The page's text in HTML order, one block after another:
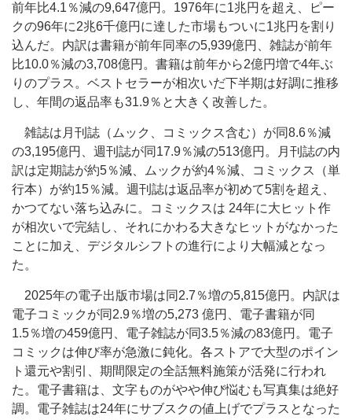
前年比4.1％減の9,647億円。1976年に1兆円を超え、ピー
クの96年に2兆6千億円に達した市場もついに1兆円を割り
込んだ。内訳は書籍が前年同率の5,939億円、雑誌が前年
比10.0％減の3,708億円。書籍は前年から2億円増で4年ぶ
りのプラス。ベストセラーが相次いだ下半期は好調に推移
し、年間の返品率も31.9％と大きく改善した。
雑誌は月刊誌（ムック、コミックス含む）が同8.6％減
の3,195億円、週刊誌が同17.9％減の513億円。月刊誌の内
訳は定期誌が約5％減、ムックが約4％減、コミックス（単
行本）が約15％減。週刊誌は返品率が初めて5割を超え、
かつてない落ち込みに。コミックスは 24年に大ヒット作
が相次いで完結し、それにかわる大きなヒットがなかった
ことに加え、デジタルシフトの進行により大幅減となっ
た。
2025年の電子出版市場は同2.7％増の5,815億円。内訳は
電子コミックが同2.9％増の5,273 億円、電子書籍が同
1.5％増の459億円、電子雑誌が同3.5％減の83億円。電子
コミックは伸び率が急激に鈍化。各ストアで大型のポイン
ト還元や割引、期間限定の全話無料施策が活発に行われ
た。電子書籍は、文字ものがやや伸び悩むも写真集は絶好
調。電子雑誌は24年にサブスクの値上げでプラスとなった